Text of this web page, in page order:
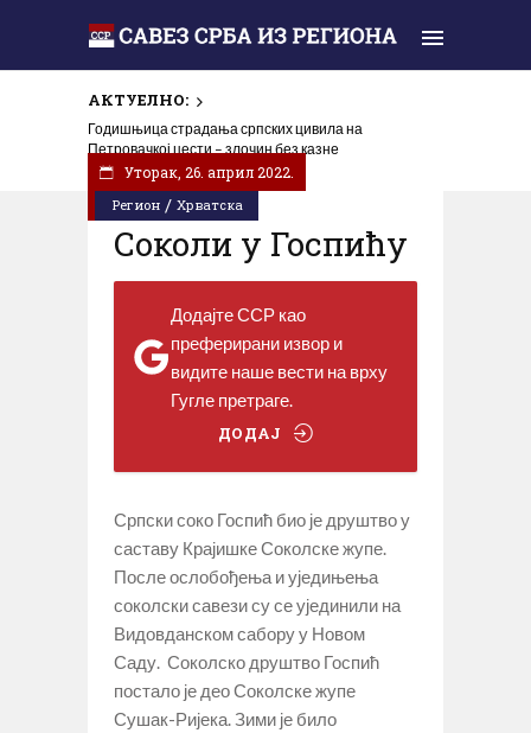
АКТУЕЛНО:
Годишњица страдања српских цивила на
Петровачкој цести – злочин без казне
Регион / Хрватска
Уторак, 26. април 2022.
Соколи у Госпићу
Додајте ССР као
преферирани извор и
видите наше вести на врху
Гугле претраге.
ДОДАЈ
Српски соко Госпић био је друштво у
саставу Крајишке Соколске жупе.
После ослобођења и уједињења
соколски савези су се ујединили на
Видовданском сабору у Новом
Саду. Соколско друштво Госпић
постало је део Соколске жупе
Сушак-Ријека. Зими је било